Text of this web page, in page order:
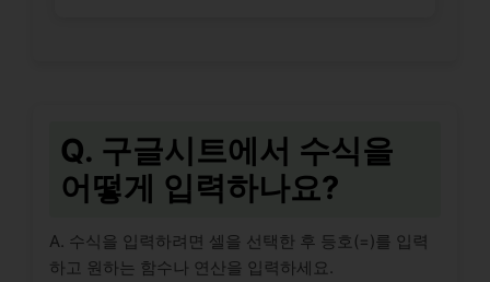
Q. 구글시트에서 수식을
어떻게 입력하나요?
A. 수식을 입력하려면 셀을 선택한 후 등호(=)를 입력
하고 원하는 함수나 연산을 입력하세요.